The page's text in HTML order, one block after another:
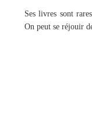
Ses livres sont
On peut se réjouir